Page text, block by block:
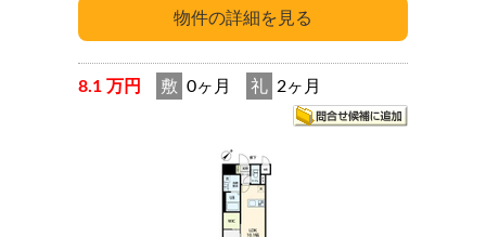
8.1 万円 敷 0ヶ月 礼 2ヶ月